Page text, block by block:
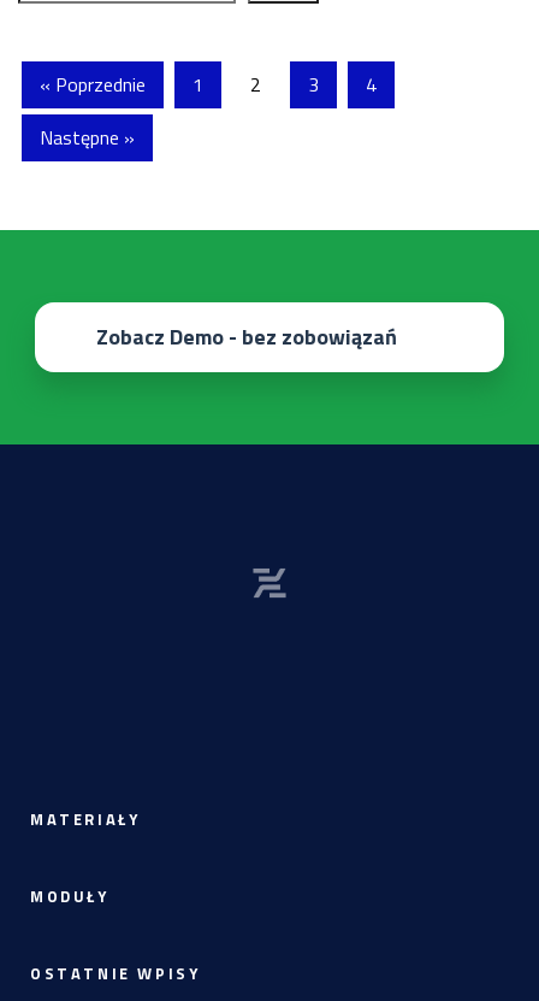
« Poprzednie 1 2 3
4
Następne »
Zobacz Demo - bez zobowiązań
MATERIAŁY
MODUŁY
OSTATNIE WPISY